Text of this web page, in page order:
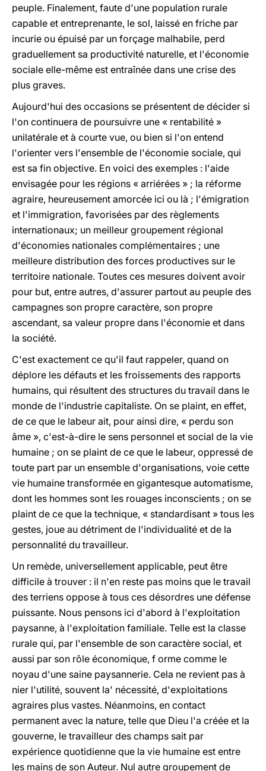
peuple. Finalement, faute d'une population rurale
capable et entreprenante, le sol, laissé en friche par
incurie ou épuisé par un forçage malhabile, perd
graduellement sa productivité naturelle, et l'économie
sociale elle-même est entraînée dans une crise des
plus graves.
Aujourd'hui des occasions se présentent de décider si
l'on continuera de poursuivre une « rentabilité »
unilatérale et à courte vue, ou bien si l'on entend
l'orienter vers l'ensemble de l'économie sociale, qui
est sa fin objective. En voici des exemples : l'aide
envisagée pour les régions « arriérées » ; la réforme
agraire, heureusement amorcée ici ou là ; l'émigration
et l'immigration, favorisées par des règlements
internationaux; un meilleur groupement régional
d'économies nationales complémentaires ; une
meilleure distribution des forces productives sur le
territoire nationale. Toutes ces mesures doivent avoir
pour but, entre autres, d'assurer partout au peuple des
campagnes son propre caractère, son propre
ascendant, sa valeur propre dans l'économie et dans
la société.
C'est exactement ce qu'il faut rappeler, quand on
déplore les défauts et les froissements des rapports
humains, qui résultent des structures du travail dans le
monde de l'industrie capitaliste. On se plaint, en effet,
de ce que le labeur ait, pour ainsi dire, « perdu son
âme », c'est-à-dire le sens personnel et social de la vie
humaine ; on se plaint de ce que le labeur, oppressé de
toute part par un ensemble d'organisations, voie cette
vie humaine transformée en gigantesque automatisme,
dont les hommes sont les rouages inconscients ; on se
plaint de ce que la technique, « standardisant » tous les
gestes, joue au détriment de l'individualité et de la
personnalité du travailleur.
Un remède, universellement applicable, peut être
difficile à trouver : il n'en reste pas moins que le travail
des terriens oppose à tous ces désordres une défense
puissante. Nous pensons ici d'abord à l'exploitation
paysanne, à l'exploitation familiale. Telle est la classe
rurale qui, par l'ensemble de son caractère social, et
aussi par son rôle économique, f orme comme le
noyau d'une saine paysannerie. Cela ne revient pas à
nier l'utilité, souvent la' nécessité, d'exploitations
agraires plus vastes. Néanmoins, en contact
permanent avec la nature, telle que Dieu l'a créée et la
gouverne, le travailleur des champs sait par
expérience quotidienne que la vie humaine est entre
les mains de son Auteur. Nul autre groupement de